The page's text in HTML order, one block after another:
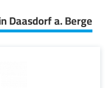
Daasdorf a. Berge